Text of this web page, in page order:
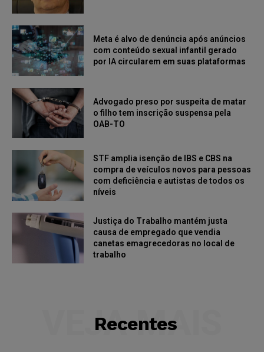
Meta é alvo de denúncia após anúncios
com conteúdo sexual infantil gerado
por IA circularem em suas plataformas
Advogado preso por suspeita de matar
o filho tem inscrição suspensa pela
OAB-TO
STF amplia isenção de IBS e CBS na
compra de veículos novos para pessoas
com deficiência e autistas de todos os
níveis
Justiça do Trabalho mantém justa
causa de empregado que vendia
canetas emagrecedoras no local de
trabalho
Recentes
VEJA MAIS